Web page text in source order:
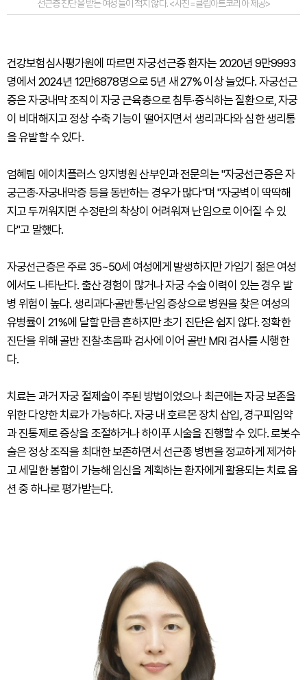
선근증 진단을 받는 여성들이 적지 않다. <사진=클립아트코리아 제공>
건강보험심사평가원에 따르면 자궁선근증 환자는 2020년 9만9993
명에서 2024년 12만6878명으로 5년 새 27% 이상 늘었다. 자궁선근
증은 자궁내막 조직이 자궁 근육층으로 침투·증식하는 질환으로, 자궁
이 비대해지고 정상 수축 기능이 떨어지면서 생리과다와 심한 생리통
을 유발할 수 있다.
엄혜림 에이치플러스 양지병원 산부인과 전문의는 "자궁선근증은 자
궁근종·자궁내막증 등을 동반하는 경우가 많다"며 "자궁벽이 딱딱해
지고 두꺼워지면 수정란의 착상이 어려워져 난임으로 이어질 수 있
다"고 말했다.
자궁선근증은 주로 35~50세 여성에게 발생하지만 가임기 젊은 여성
에서도 나타난다. 출산 경험이 많거나 자궁 수술 이력이 있는 경우 발
병 위험이 높다. 생리과다·골반통·난임 증상으로 병원을 찾은 여성의
유병률이 21%에 달할 만큼 흔하지만 초기 진단은 쉽지 않다. 정확한
진단을 위해 골반 진찰·초음파 검사에 이어 골반 MRI 검사를 시행한
다.
치료는 과거 자궁 절제술이 주된 방법이었으나 최근에는 자궁 보존을
위한 다양한 치료가 가능하다. 자궁 내 호르몬 장치 삽입, 경구피임약
과 진통제로 증상을 조절하거나 하이푸 시술을 진행할 수 있다. 로봇수
술은 정상 조직을 최대한 보존하면서 선근종 병변을 정교하게 제거하
고 세밀한 봉합이 가능해 임신을 계획하는 환자에게 활용되는 치료 옵
션 중 하나로 평가받는다.